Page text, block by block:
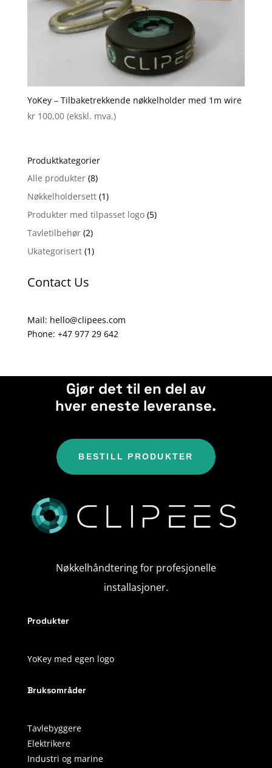
YoKey – Tilbaketrekkende nøkkelholder med 1m wire
kr100,00 (ekskl. mva.)
Produktkategorier
Alle produkter (8)
Nøkkelholdersett (1)
Produkter med tilpasset logo (5)
Tavletilbehør (2)
Ukategorisert (1)
Contact Us
Mail: hello@clipees.com
Phone: +47 977 29 642
Gjør det til en del av
hver eneste leveranse.
BESTILL PRODUKTER
Nøkkelhåndtering for profesjonelle
installasjoner.
Produkter
YoKey med egen logo
Bruksområder
Tavlebyggere
Elektrikere
Industri og marine